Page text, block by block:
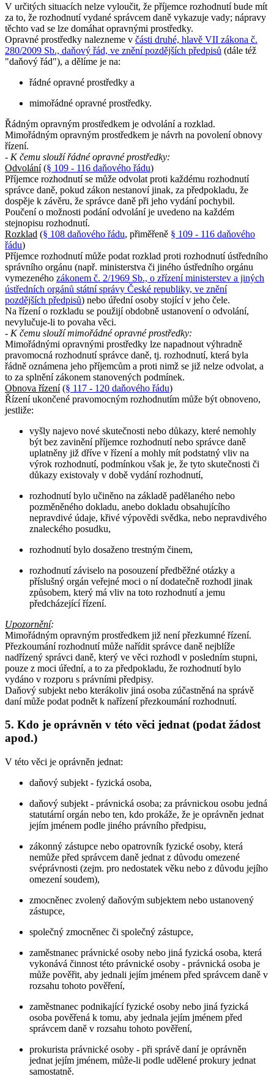
V určitých situacích nelze vyloučit, že příjemce rozhodnutí bude mít
za to, že rozhodnutí vydané správcem daně vykazuje vady; nápravy
těchto vad se lze domáhat opravnými prostředky.
Opravné prostředky nalezneme v části druhé, hlavě VII zákona č.
280/2009 Sb., daňový řád, ve znění pozdějších předpisů (dále též
"daňový řád"), a dělíme je na:
řádné opravné prostředky a
mimořádné opravné prostředky.
Řádným opravným prostředkem je odvolání a rozklad.
Mimořádným opravným prostředkem je návrh na povolení obnovy
řízení.
- K čemu slouží řádné opravné prostředky:
Odvolání(§ 109 - 116 daňového řádu)
Příjemce rozhodnutí se může odvolat proti každému rozhodnutí
správce daně, pokud zákon nestanoví jinak, za předpokladu, že
dospěje k závěru, že správce daně při jeho vydání pochybil.
Poučení o možnosti podání odvolání je uvedeno na každém
stejnopisu rozhodnutí.
Rozklad (§ 108 daňového řádu, přiměřeně § 109 - 116 daňového
řádu)
Příjemce rozhodnutí může podat rozklad proti rozhodnutí ústředního
správního orgánu (např. ministerstva či jiného ústředního orgánu
vymezeného zákonem č. 2/1969 Sb., o zřízení ministerstev a jiných
ústředních orgánů státní správy České republiky, ve znění
pozdějších předpisů) nebo úřední osoby stojící v jeho čele.
Na řízení o rozkladu se použijí obdobně ustanovení o odvolání,
nevylučuje-li to povaha věci.
- K čemu slouží mimořádné opravné prostředky:
Mimořádnými opravnými prostředky lze napadnout výhradně
pravomocná rozhodnutí správce daně, tj. rozhodnutí, která byla
řádně oznámena jeho příjemcům a proti nimž se již nelze odvolat, a
to za splnění zákonem stanovených podmínek.
Obnova řízení(§ 117 - 120 daňového řádu)
Řízení ukončené pravomocným rozhodnutím může být obnoveno,
jestliže:
vyšly najevo nové skutečnosti nebo důkazy, které nemohly
být bez zavinění příjemce rozhodnutí nebo správce daně
uplatněny již dříve v řízení a mohly mít podstatný vliv na
výrok rozhodnutí, podmínkou však je, že tyto skutečnosti či
důkazy existovaly v době vydání rozhodnutí,
rozhodnutí bylo učiněno na základě padělaného nebo
pozměněného dokladu, anebo dokladu obsahujícího
nepravdivé údaje, křivé výpovědi svědka, nebo nepravdivého
znaleckého posudku,
rozhodnutí bylo dosaženo trestným činem,
rozhodnutí záviselo na posouzení předběžné otázky a
příslušný orgán veřejné moci o ní dodatečně rozhodl jinak
způsobem, který má vliv na toto rozhodnutí a jemu
předcházející řízení.
Upozornění:
Mimořádným opravným prostředkem již není přezkumné řízení.
Přezkoumání rozhodnutí může nařídit správce daně nejblíže
nadřízený správci daně, který ve věci rozhodl v posledním stupni,
pouze z moci úřední, a to za předpokladu, že rozhodnutí bylo
vydáno v rozporu s právními předpisy.
Daňový subjekt nebo kterákoliv jiná osoba zúčastněná na správě
daní může podat podnět k nařízení přezkoumání rozhodnutí.
5. Kdo je oprávněn v této věci jednat (podat žádost
apod.)
V této věci je oprávněn jednat:
daňový subjekt - fyzická osoba,
daňový subjekt - právnická osoba; za právnickou osobu jedná
statutární orgán nebo ten, kdo prokáže, že je oprávněn jednat
jejím jménem podle jiného právního předpisu,
zákonný zástupce nebo opatrovník fyzické osoby, která
nemůže před správcem daně jednat z důvodu omezené
svéprávnosti (zejm. pro nedostatek věku nebo z důvodu jejího
omezení soudem),
zmocněnec zvolený daňovým subjektem nebo ustanovený
zástupce,
společný zmocněnec či společný zástupce,
zaměstnanec právnické osoby nebo jiná fyzická osoba, která
vykonává činnost této právnické osoby - právnická osoba je
může pověřit, aby jednali jejím jménem před správcem daně v
rozsahu tohoto pověření,
zaměstnanec podnikající fyzické osoby nebo jiná fyzická
osoba pověřená k tomu, aby jednala jejím jménem před
správcem daně v rozsahu tohoto pověření,
prokurista právnické osoby - při správě daní je oprávněn
jednat jejím jménem, může-li podle udělené prokury jednat
samostatně.